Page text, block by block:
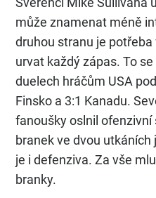
může znamenat méně
druhou stranu je
urvat každý zápas. To
duelech hráčům USA
Finsko a 3:1 Kanadu.
fanoušky oslnil
branek ve dvou
je i defenziva. Za vše
branky.